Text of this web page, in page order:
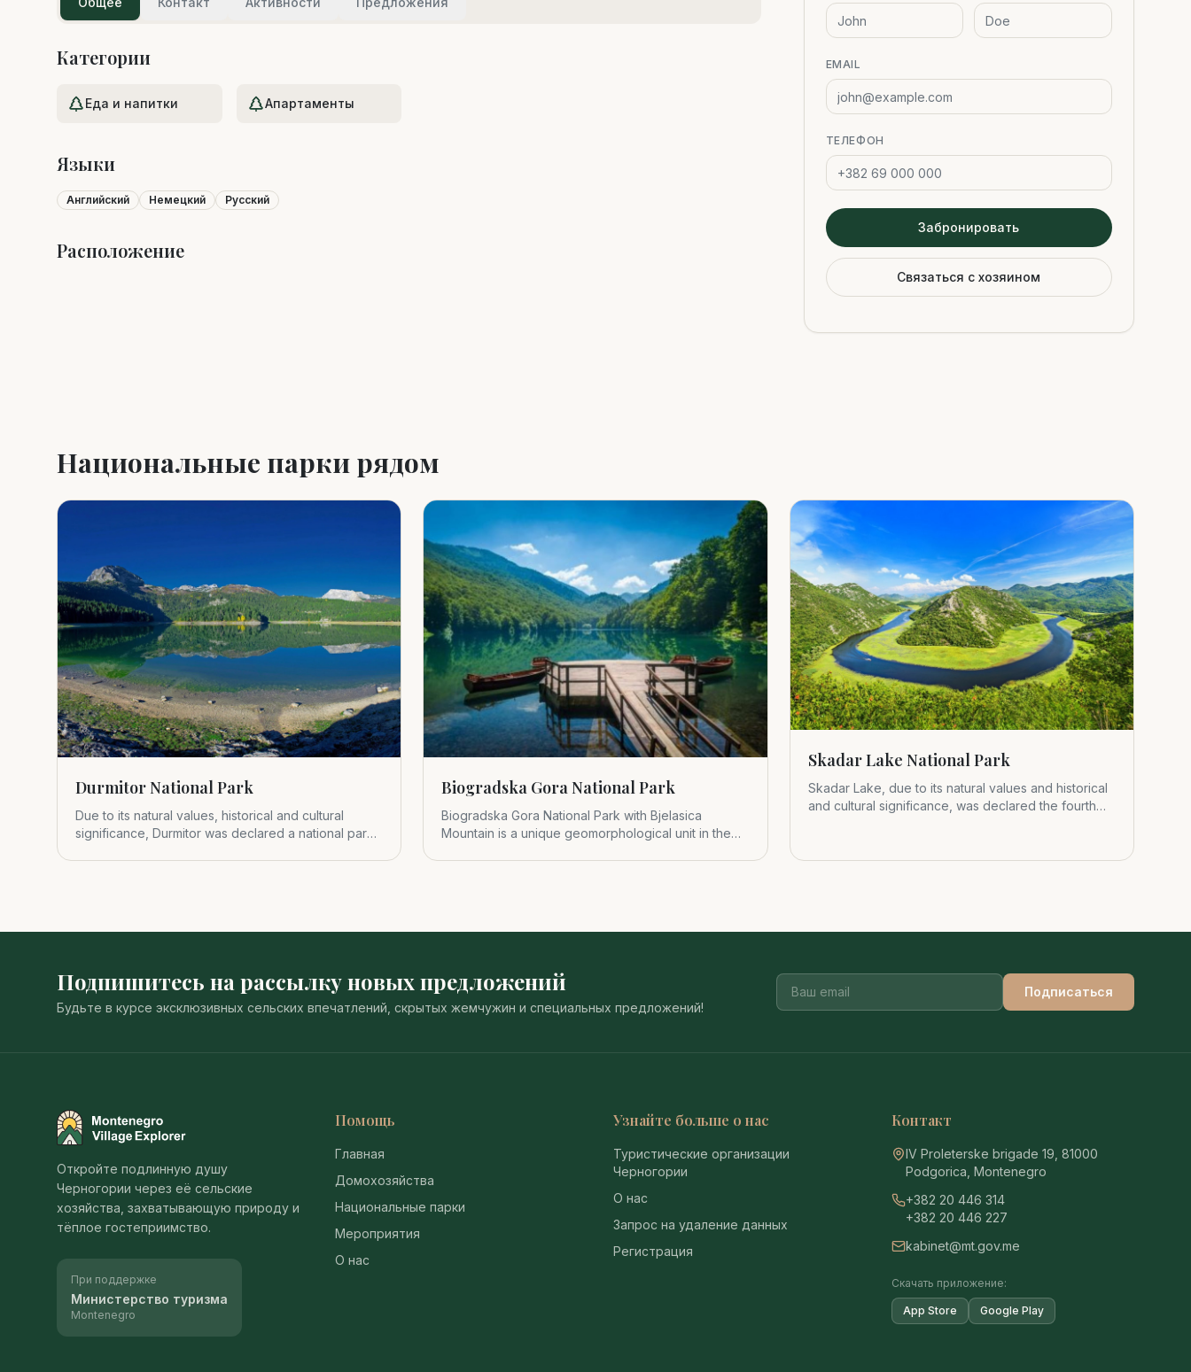
Категории
Еда и напитки Апартаменты
Языки
Английский Немецкий Русский
Расположение
EMAIL
ТЕЛЕФОН
Забронировать
Связаться с хозяином
Национальные парки рядом
Durmitor National Park
Due to its natural values, historical and cultural
significance, Durmitor was declared a national park
Biogradska Gora National Park
Biogradska Gora National Park with Bjelasica
Mountain is a unique geomorphological unit in the
Skadar Lake National Park
Skadar Lake, due to its natural values and historical
and cultural significance, was declared the fourth
Подпишитесь на рассылку новых предложений
Будьте в курсе эксклюзивных сельских впечатлений, скрытых жемчужин и специальных предложений!
Подписаться
Montenegro Village Explorer
Откройте подлинную душу
Черногории через её сельские
хозяйства, захватывающую природу и
тёплое гостеприимство.
При поддержке
Министерство туризма
Montenegro
Помощь
Главная
Домохозяйства
Национальные парки
Мероприятия
О нас
Узнайте больше о нас
Туристические организации
Черногории
О нас
Запрос на удаление данных
Регистрация
Контакт
IV Proleterske brigade 19, 81000
Podgorica, Montenegro
+382 20 446 314
+382 20 446 227
kabinet@mt.gov.me
Скачать приложение:
App Store Google Play